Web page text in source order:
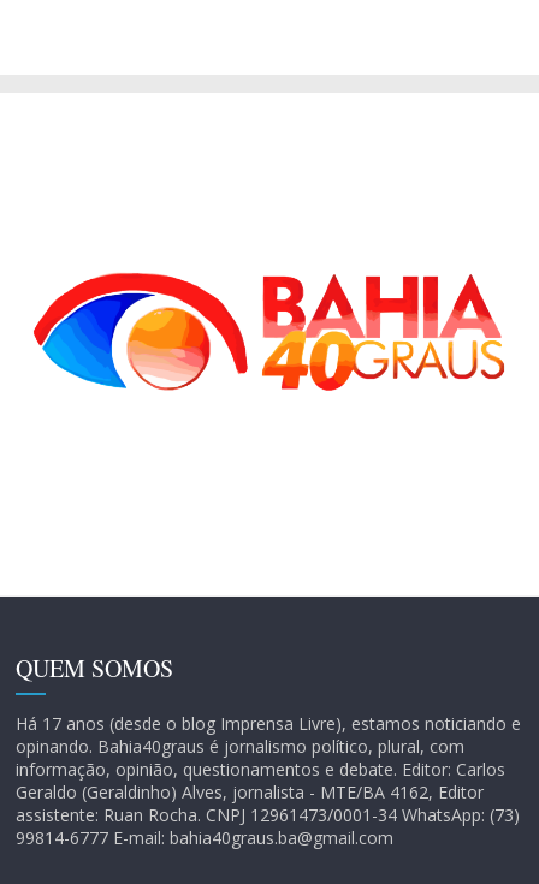
QUEM SOMOS
Há 17 anos (desde o blog Imprensa Livre), estamos noticiando e
opinando. Bahia40graus é jornalismo político, plural, com
informação, opinião, questionamentos e debate. Editor: Carlos
Geraldo (Geraldinho) Alves, jornalista - MTE/BA 4162, Editor
assistente: Ruan Rocha. CNPJ 12961473/0001-34 WhatsApp: (73)
99814-6777 E-mail: bahia40graus.ba@gmail.com